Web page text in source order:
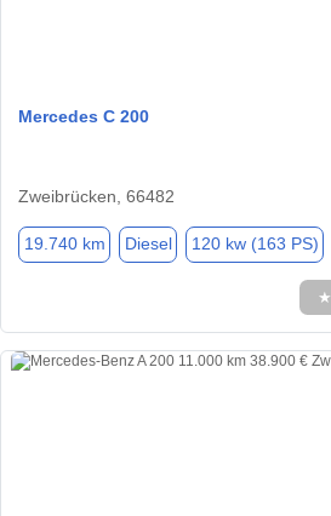
Mercedes C 200
Zweibrücken, 66482
19.740 km Diesel 120 kw (163 PS)
★